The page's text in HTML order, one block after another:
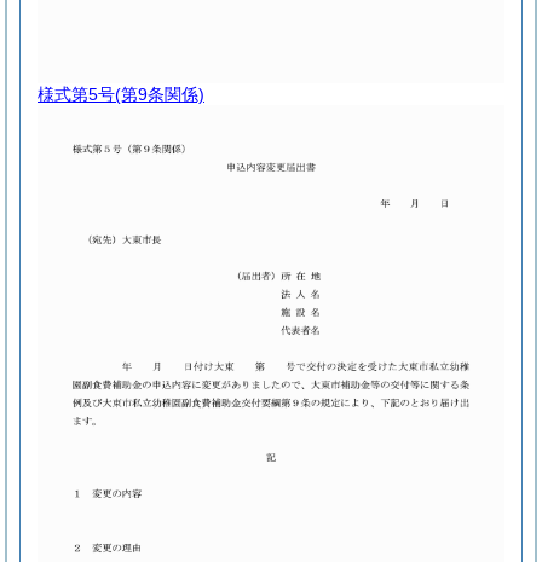
様式第5号(第9条関係)